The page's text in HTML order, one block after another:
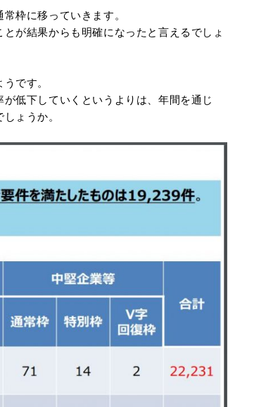
枠に移っていきます。
とが結果からも明確になったと言えるでしょ
です。
低下していくというよりは、年間を通じ
ょうか。